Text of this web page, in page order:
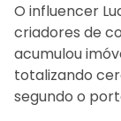
O influencer
criadores de
acumulou
totalizando
segundo o